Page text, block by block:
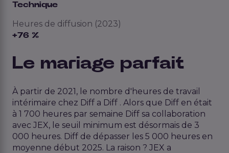
Technique
Heures de diffusion (2023)
+76 %
Le mariage parfait
À partir de 2021, le nombre d'heures de travail
intérimaire chez Diff a Diff . Alors que Diff en était
à 1 700 heures par semaine Diff sa collaboration
avec JEX, le seuil minimum est désormais de 3
000 heures. Diff de dépasser les 5 000 heures en
moyenne début 2025. La raison ? JEX a